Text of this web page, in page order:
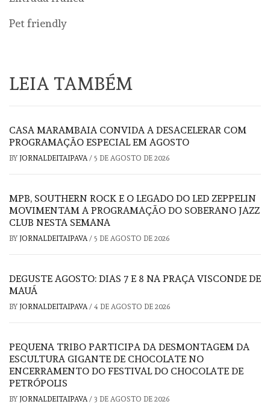
Pet friendly
LEIA TAMBÉM
CASA MARAMBAIA CONVIDA A DESACELERAR COM
PROGRAMAÇÃO ESPECIAL EM AGOSTO
BY JORNALDEITAIPAVA/ 5 DE AGOSTO DE 2026
MPB, SOUTHERN ROCK E O LEGADO DO LED ZEPPELIN
MOVIMENTAM A PROGRAMAÇÃO DO SOBERANO JAZZ
CLUB NESTA SEMANA
BY JORNALDEITAIPAVA/ 5 DE AGOSTO DE 2026
DEGUSTE AGOSTO: DIAS 7 E 8 NA PRAÇA VISCONDE DE
MAUÁ
BY JORNALDEITAIPAVA/ 4 DE AGOSTO DE 2026
PEQUENA TRIBO PARTICIPA DA DESMONTAGEM DA
ESCULTURA GIGANTE DE CHOCOLATE NO
ENCERRAMENTO DO FESTIVAL DO CHOCOLATE DE
PETRÓPOLIS
BY JORNALDEITAIPAVA/ 3 DE AGOSTO DE 2026